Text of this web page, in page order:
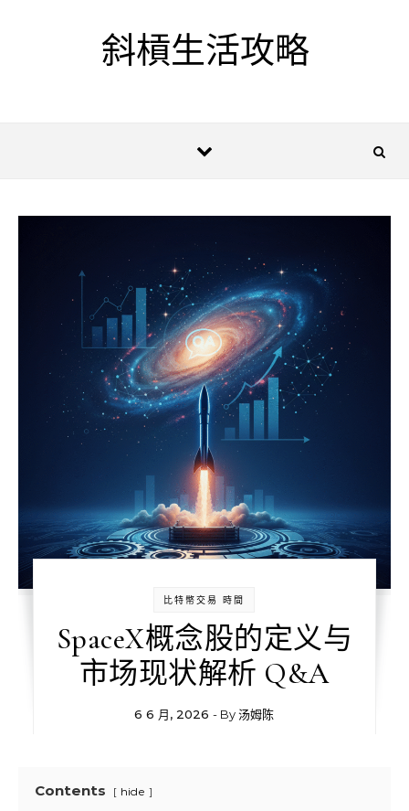
斜槓生活攻略
比特幣交易 時間
SpaceX概念股的定义与
市场现状解析 Q&A
6 6 月, 2026 - By汤姆陈
Contents hide